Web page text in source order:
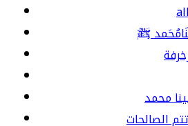
ﷺ
محمد
الصالحات